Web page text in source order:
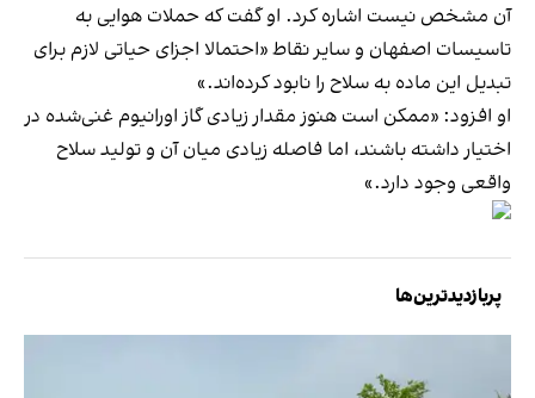
آن مشخص نیست اشاره کرد. او گفت که حملات هوایی به
تاسیسات اصفهان و سایر نقاط «احتمالا اجزای حیاتی لازم برای
تبدیل این ماده به سلاح را نابود کرده‌اند.»
او افزود: «ممکن است هنوز مقدار زیادی گاز اورانیوم غنی‌شده در
اختیار داشته باشند، اما فاصله زیادی میان آن و تولید سلاح
واقعی وجود دارد.»
پربازدیدترین‌ها